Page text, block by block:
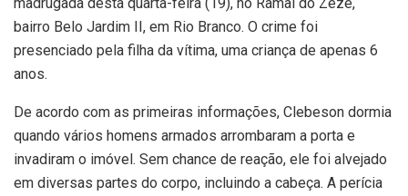
bairro Belo Jardim II, em Rio Branco. O crime foi
presenciado pela filha da vítima, uma criança de apenas 6
anos.
De acordo com as primeiras informações, Clebeson dormia
quando vários homens armados arrombaram a porta e
invadiram o imóvel. Sem chance de reação, ele foi alvejado
em diversas partes do corpo, incluindo a cabeça. A perícia